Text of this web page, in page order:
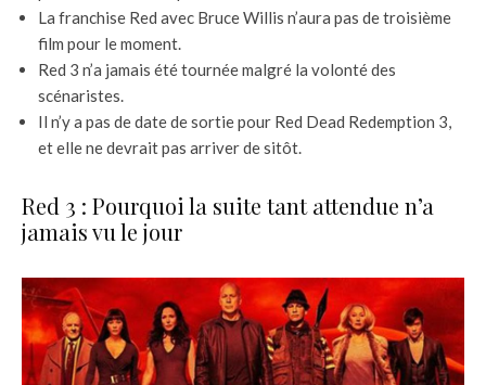
La franchise Red avec Bruce Willis n’aura pas de troisième
film pour le moment.
Red 3 n’a jamais été tournée malgré la volonté des
scénaristes.
Il n’y a pas de date de sortie pour Red Dead Redemption 3,
et elle ne devrait pas arriver de sitôt.
Red 3 : Pourquoi la suite tant attendue n’a
jamais vu le jour